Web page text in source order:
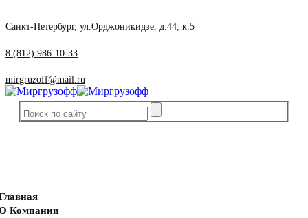
Санкт-Петербург, ул.Орджоникидзе, д.44, к.5
8 (812) 986-10-33
mirgruzoff@mail.ru
Компании